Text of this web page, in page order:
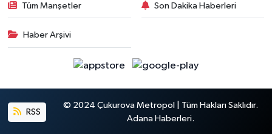
Tüm Manşetler Son Dakika Haberleri
Haber Arşivi
RSS
© 2024 Çukurova Metropol | Tüm Hakları Saklıdır.
Adana Haberleri.